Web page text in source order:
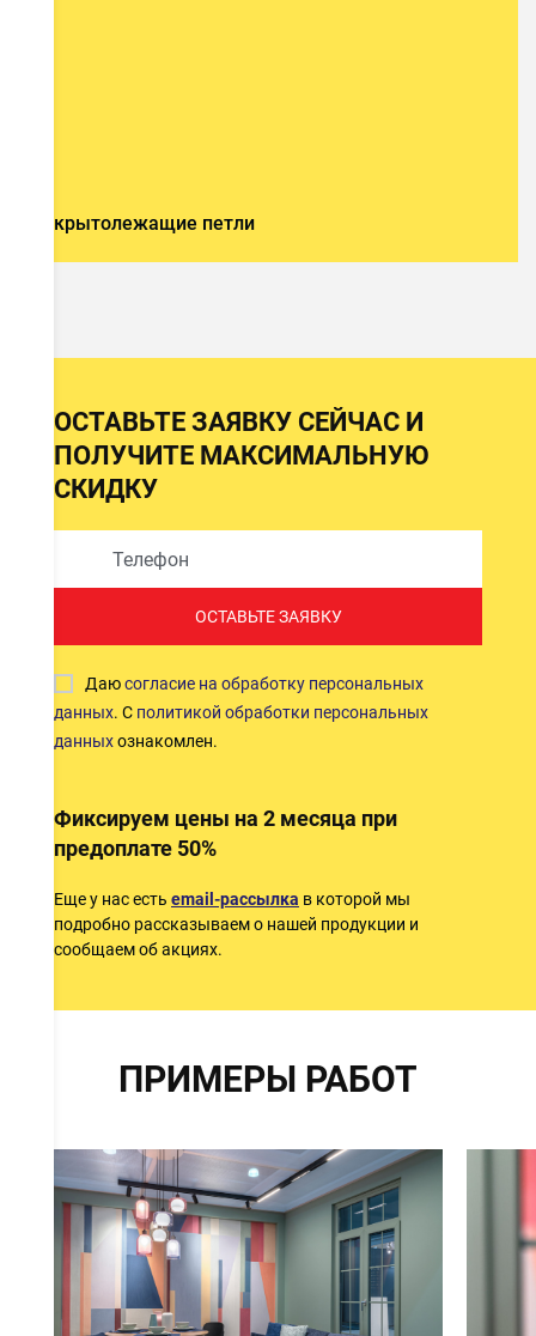
Cкрытолежащие петли
ОСТАВЬТЕ ЗАЯВКУ СЕЙЧАС И
ПОЛУЧИТЕ МАКСИМАЛЬНУЮ
СКИДКУ
ОСТАВЬТЕ ЗАЯВКУ
Даюсогласие на обработку персональных
данных. С политикой обработки персональных
данныхознакомлен.
Фиксируем цены на 2 месяца при
предоплате 50%
Еще у нас есть email-рассылка в которой мы
подробно рассказываем о нашей продукции и
сообщаем об акциях.
ПРИМЕРЫ РАБОТ